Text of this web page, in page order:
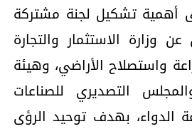
أهمية تشكيل لجنة مشتركة
وزارة الاستثمار والتجارة
واستصلاح الأراضي، وهيئة
التصديري للصناعات
الدواء، بهدف توحيد الرؤى